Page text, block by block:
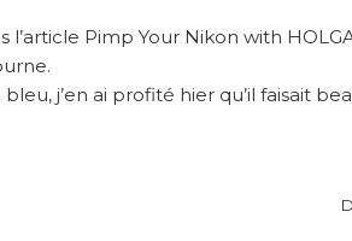
l’article Pimp Your Nikon with
j’en ai profité hier qu’il faisait